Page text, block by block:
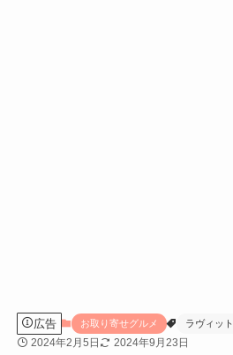
広告 お取り寄せグルメ ラヴィット
2024年2月5日 2024年9月23日